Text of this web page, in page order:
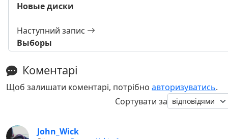
Новые диски
Наступний запис
Выборы
Коментарі
Щоб залишати коментарі, потрібно авторизуватись.
Сортувати за
John_Wick